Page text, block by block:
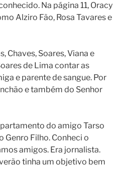
Na página 11, Oracy
Alziro Fão, Rosa Tavares e
Chaves, Soares, Viana e
de Lima contar as
e parente de sangue. Por
e também do Senhor
do amigo Tarso
Genro Filho. Conheci o
amigos. Era jornalista.
tinha um objetivo bem